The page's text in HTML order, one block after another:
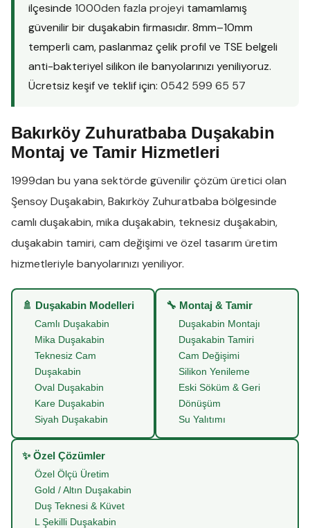
ilçesinde 1000den fazla projeyi tamamlamış
güvenilir bir duşakabin firmasıdır. 8mm–10mm
temperli cam, paslanmaz çelik profil ve TSE belgeli
anti-bakteriyel silikon ile banyolarınızı yeniliyoruz.
Ücretsiz keşif ve teklif için: 0542 599 65 57
Bakırköy Zuhuratbaba Duşakabin
Montaj ve Tamir Hizmetleri
1999dan bu yana sektörde güvenilir çözüm üretici olan
Şensoy Duşakabin,Bakırköy Zuhuratbaba bölgesinde
camlı duşakabin,mika duşakabin, teknesiz duşakabin,
duşakabin tamiri,cam değişimi ve özel tasarım üretim
hizmetleriyle banyolarınızı yeniliyor.
🚿 Duşakabin Modelleri
Camlı Duşakabin
Mika Duşakabin
Teknesiz Cam
Duşakabin
Oval Duşakabin
Kare Duşakabin
Siyah Duşakabin
🔧 Montaj & Tamir
Duşakabin Montajı
Duşakabin Tamiri
Cam Değişimi
Silikon Yenileme
Eski Söküm & Geri
Dönüşüm
Su Yalıtımı
✨ Özel Çözümler
Özel Ölçü Üretim
Gold / Altın Duşakabin
Duş Teknesi & Küvet
L Şekilli Duşakabin